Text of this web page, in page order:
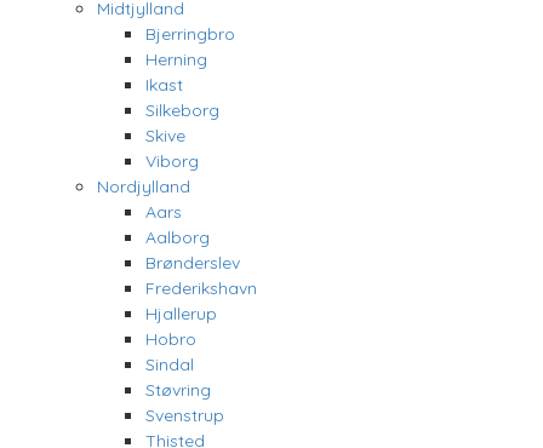
Midtjylland
Bjerringbro
Herning
Ikast
Silkeborg
Skive
Viborg
Nordjylland
Aars
Aalborg
Brønderslev
Frederikshavn
Hjallerup
Hobro
Sindal
Støvring
Svenstrup
Thisted